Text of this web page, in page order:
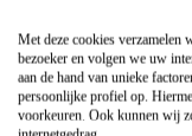
Contactgrill
Broodrooster
Met deze cookies verzamelen
bezoeker en volgen we uw
aan de hand van unieke
persoonlijke profiel op.
voorkeuren. Ook kunnen wij